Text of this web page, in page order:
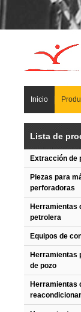
Inicio
Lista de
Extracción de
Piezas para
perforadoras
Herramientas
petrolera
Equipos de
Herramientas
de pozo
Herramientas